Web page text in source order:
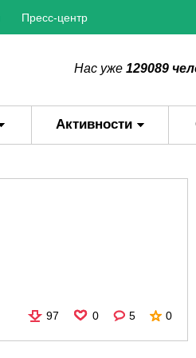
Пресс-центр
Нас уже 129089
Активности
97 0 5 0